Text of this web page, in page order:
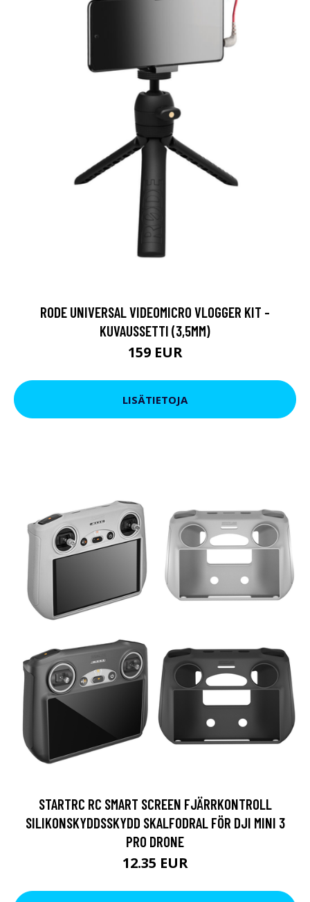
RODE UNIVERSAL VIDEOMICRO VLOGGER KIT -
KUVAUSSETTI (3,5MM)
159 EUR
LISÄTIETOJA
STARTRC RC SMART SCREEN FJÄRRKONTROLL
SILIKONSKYDDSSKYDD SKALFODRAL FÖR DJI MINI 3
PRO DRONE
12.35 EUR